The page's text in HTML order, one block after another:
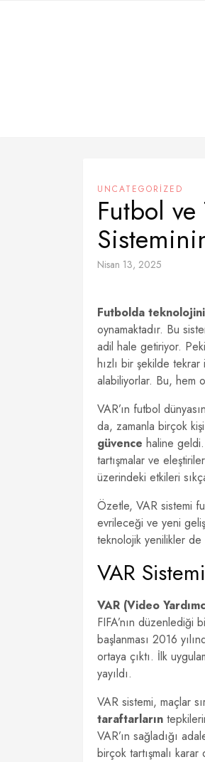
UNCATEGORIZED
Futbol ve
Nisan 13, 2025
Futbolda
oynamaktadır. Bu
adil hale getiriyor.
hızlı bir şekilde
alabiliyorlar. Bu, hem
VAR’ın futbol
da, zamanla birçok
güvence haline
tartışmalar ve
üzerindeki etkileri
Özetle, VAR sistemi
evrileceği ve yeni
teknolojik yenilikler
VAR
VAR (Video
FIFA’nın düzenlediği
başlanması 2016
ortaya çıktı. İlk
yayıldı.
VAR sistemi, maçlar
taraftarların
VAR’ın sağladığı
birçok tartışmalı karar